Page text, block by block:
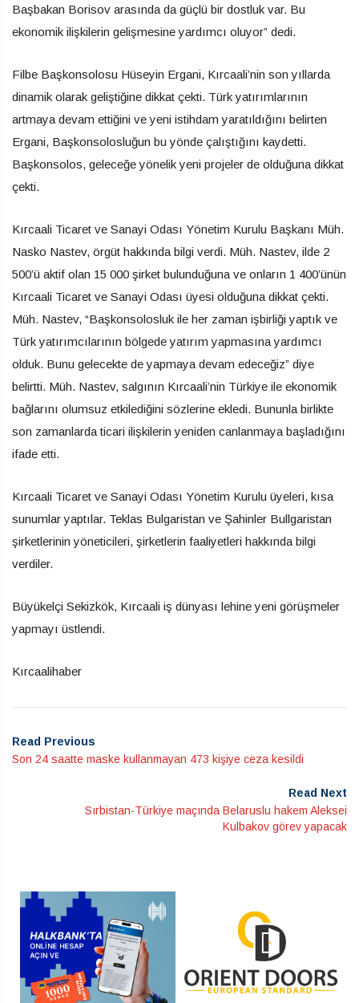
Başbakan Borisov arasında da güçlü bir dostluk var. Bu
ekonomik ilişkilerin gelişmesine yardımcı oluyor” dedi.
Filbe Başkonsolosu Hüseyin Ergani, Kırcaali’nin son yıllarda
dinamik olarak geliştiğine dikkat çekti. Türk yatırımlarının
artmaya devam ettiğini ve yeni istihdam yaratıldığını belirten
Ergani, Başkonsolosluğun bu yönde çalıştığını kaydetti.
Başkonsolos, geleceğe yönelik yeni projeler de olduğuna dikkat
çekti.
Kırcaali Ticaret ve Sanayi Odası Yönetim Kurulu Başkanı Müh.
Nasko Nastev, örgüt hakkında bilgi verdi. Müh. Nastev, ilde 2
500’ü aktif olan 15 000 şirket bulunduğuna ve onların 1 400’ünün
Kırcaali Ticaret ve Sanayi Odası üyesi olduğuna dikkat çekti.
Müh. Nastev, “Başkonsolosluk ile her zaman işbirliği yaptık ve
Türk yatırımcılarının bölgede yatırım yapmasına yardımcı
olduk. Bunu gelecekte de yapmaya devam edeceğiz” diye
belirtti. Müh. Nastev, salgının Kırcaali’nin Türkiye ile ekonomik
bağlarını olumsuz etkilediğini sözlerine ekledi. Bununla birlikte
son zamanlarda ticari ilişkilerin yeniden canlanmaya başladığını
ifade etti.
Kırcaali Ticaret ve Sanayi Odası Yönetim Kurulu üyeleri, kısa
sunumlar yaptılar. Teklas Bulgaristan ve Şahinler Bullgaristan
şirketlerinin yöneticileri, şirketlerin faaliyetleri hakkında bilgi
verdiler.
Büyükelçi Sekizkök, Kırcaali iş dünyası lehine yeni görüşmeler
yapmayı üstlendi.
Kırcaalihaber
Read Previous
Son 24 saatte maske kullanmayan 473 kişiye ceza kesildi
Read Next
Sırbistan-Türkiye maçında Belaruslu hakem Aleksei
Kulbakov görev yapacak